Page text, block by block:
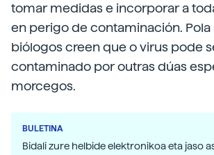
tomar medidas e incorporar a
en perigo de contaminación. Pola
biólogos creen que o virus pode
contaminado por outras dúas
morcegos.
BULETINA
Bidali zure helbide elektronikoa eta jaso